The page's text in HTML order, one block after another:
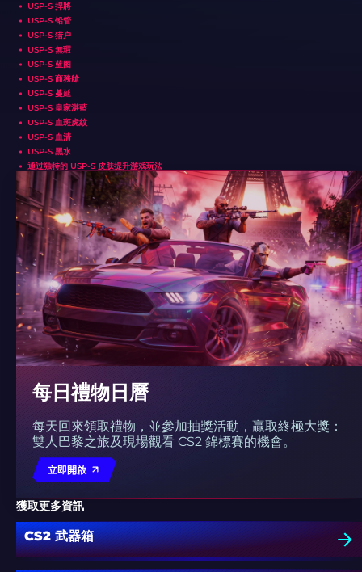
USP-S 捍將
USP-S 铅管
USP-S 猎户
USP-S 無瑕
USP-S 蓝图
USP-S 商務艙
USP-S 蔓延
USP-S 皇家湛藍
USP-S 血斑虎紋
USP-S 血清
USP-S 黑水
通过独特的 USP-S 皮肤提升游戏玩法
每日禮物日曆
每天回來領取禮物，並參加抽獎活動，贏取終極大獎：
雙人巴黎之旅及現場觀看 CS2 錦標賽的機會。
立即開啟
獲取更多資訊
CS2 武器箱